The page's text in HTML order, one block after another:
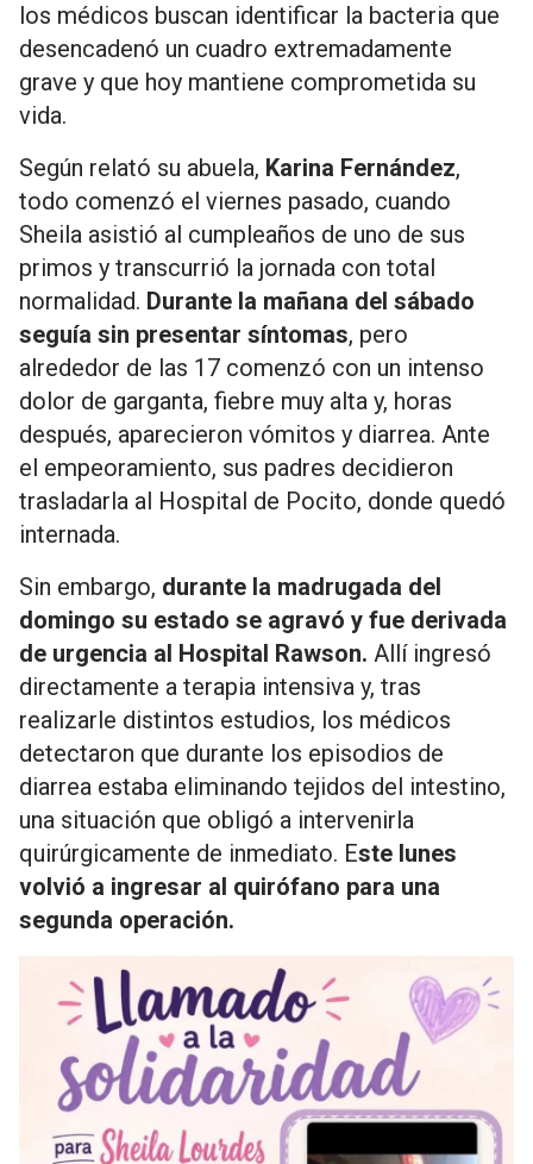
los médicos buscan identificar la bacteria que
desencadenó un cuadro extremadamente
grave y que hoy mantiene comprometida su
vida.
Según relató su abuela, Karina Fernández,
todo comenzó el viernes pasado, cuando
Sheila asistió al cumpleaños de uno de sus
primos y transcurrió la jornada con total
normalidad. Durante la mañana del sábado
seguía sin presentar síntomas, pero
alrededor de las 17 comenzó con un intenso
dolor de garganta, fiebre muy alta y, horas
después, aparecieron vómitos y diarrea. Ante
el empeoramiento, sus padres decidieron
trasladarla al Hospital de Pocito, donde quedó
internada.
Sin embargo, durante la madrugada del
domingo su estado se agravó y fue derivada
de urgencia al Hospital Rawson. Allí ingresó
directamente a terapia intensiva y, tras
realizarle distintos estudios, los médicos
detectaron que durante los episodios de
diarrea estaba eliminando tejidos del intestino,
una situación que obligó a intervenirla
quirúrgicamente de inmediato. Este lunes
volvió a ingresar al quirófano para una
segunda operación.